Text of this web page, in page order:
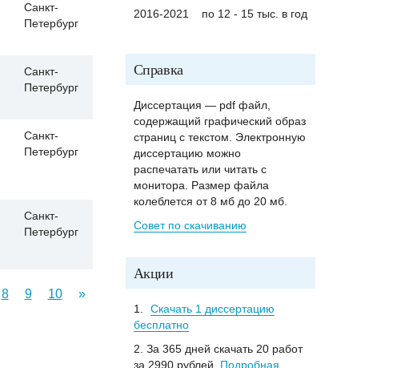
Санкт-
Петербург
Санкт-
Петербург
Санкт-
Петербург
Санкт-
Петербург
8 9 10 »
2016-2021 по 12 - 15 тыс. в год
Справка
Диссертация — pdf файл,
содержащий графический образ
страниц с текстом. Электронную
диссертацию можно
распечатать или читать с
монитора. Размер файла
колеблется от 8 мб до 20 мб.
Совет по скачиванию
Акции
1.
Скачать 1 диссертацию
бесплатно
2. За 365 дней скачать 20 работ
за 2990 рублей. Подробная